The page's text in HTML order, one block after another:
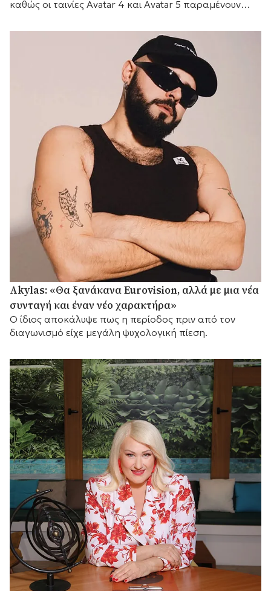
καθώς οι ταινίες Avatar 4 και Avatar 5 παραμένουν
αντίστοιχα
Akylas: «Θα ξανάκανα Eurovision, αλλά με μια νέα
συνταγή και έναν νέο χαρακτήρα»
Ο ίδιος αποκάλυψε πως η περίοδος πριν από τον
διαγωνισμό είχε μεγάλη ψυχολογική πίεση.